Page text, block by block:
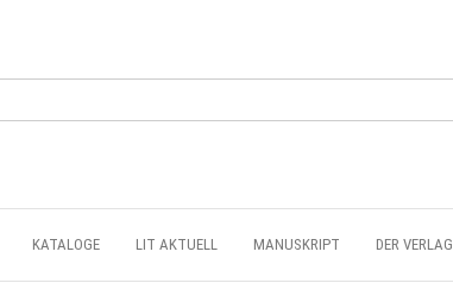
KATALOGE LIT AKTUELL MANUSKRIPT DER VERLAG